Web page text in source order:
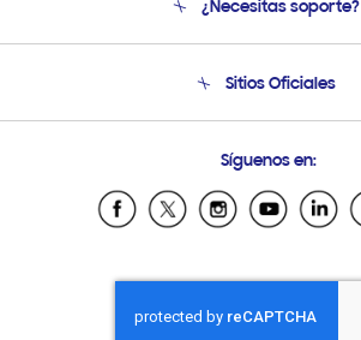
Soporte
¿Necesitas soporte?
Soporte vía eMail
Sitios Oficiales
Samsung Ecuador
Samsung El Salvador
Samsung Honduras
Samsung Nicaragua
Síguenos en: